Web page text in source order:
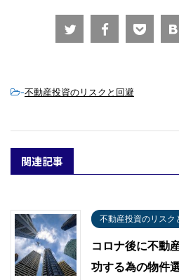
-不動産投資のリスクと回避
関連記事
不動産投資のリスク
コロナ後に不動
功する為の物件